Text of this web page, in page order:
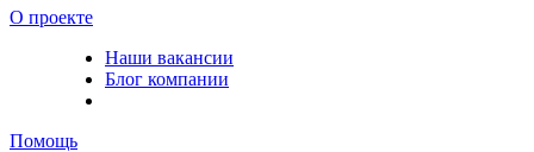
О проекте
Наши вакансии
Блог компании
Помощь